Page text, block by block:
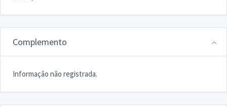
Complemento
Informação não registrada.